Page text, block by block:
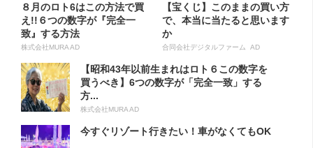
８月のロト6はこの方法で買
え!!６つの数字が『完全一
致』する方法
株式会社MURA AD
【宝くじ】このままの買い方
で、本当に当たると思います
か
合同会社デジタルファーム AD
【昭和43年以前生まれはロト６この数字を
買うべき】6つの数字が「完全一致」する
方...
株式会社MURA AD
今すぐリゾート行きたい！車がなくてもOK